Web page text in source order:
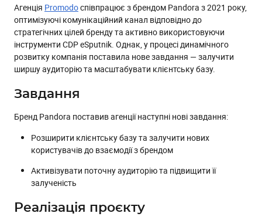
Агенція Promodoспівпрацює з брендом Pandora з 2021 року,
оптимізуючі комунікаційний канал відповідно до
стратегічних цілей бренду та активно використовуючи
інструменти CDP eSputnik. Однак, у процесі динамічного
розвитку компанія поставила нове завдання — залучити
ширшу аудиторію та масштабувати клієнтську базу.
Завдання
Бренд Pandora поставив агенції наступні нові завдання:
Розширити клієнтську базу та залучити нових
користувачів до взаємодії з брендом
Активізувати поточну аудиторію та підвищити її
залученість
Реалізація проєкту